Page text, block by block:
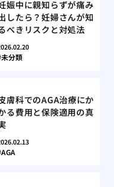
娠中に親知らずが痛み
したら？妊婦さんが知
べきリスクと対処法
未分類
膚科でのAGA治療にか
る費用と保険適用の真
AGA